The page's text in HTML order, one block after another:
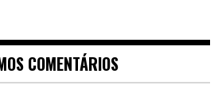
COMENTÁRIOS